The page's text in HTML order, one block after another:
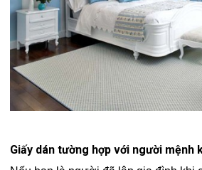
Giấy dán tường hợp với người mệnh